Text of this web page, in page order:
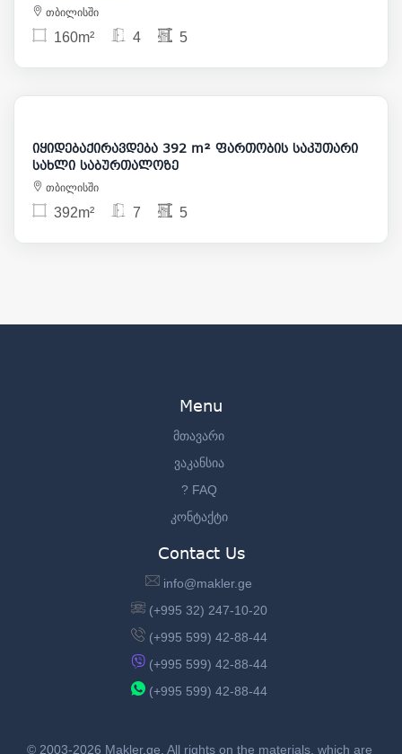
თბილისში
160m² 4 5
475 000
იყიდებაქირავდება 392 m² ფართობის საკუთარი
სახლი საბურთალოზე
თბილისში
392m² 7 5
Menu
მთავარი
ვაკანსია
? FAQ
კონტაქტი
Contact Us
info@makler.ge
(+995 32) 247-10-20
(+995 599) 42-88-44
(+995 599) 42-88-44
(+995 599) 42-88-44
© 2003-2026 Makler.ge, All rights on the materials, which are